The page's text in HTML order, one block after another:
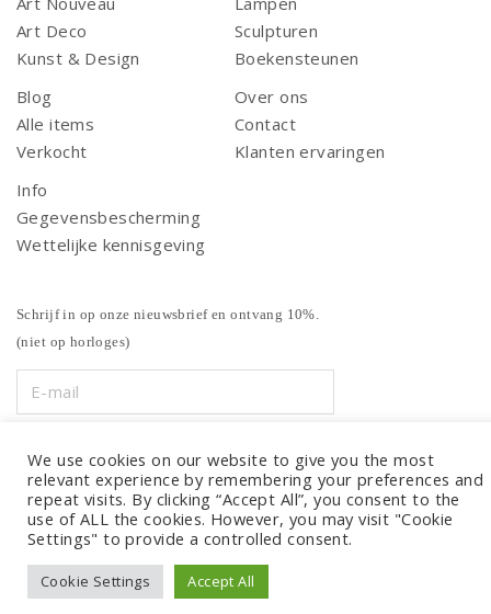
Art Deco
Kunst & Design
Sculpturen
Boekensteunen
Blog
Alle items
Verkocht
Over ons
Contact
Klanten ervaringen
Info
Gegevensbescherming
Wettelijke kennisgeving
Schrijf in op onze nieuwsbrief en ontvang 10%.
(niet op horloges)
We use cookies on our website to give you the most
relevant experience by remembering your preferences and
repeat visits. By clicking “Accept All”, you consent to the
use of ALL the cookies. However, you may visit "Cookie
Settings" to provide a controlled consent.
Cookie Settings Accept All